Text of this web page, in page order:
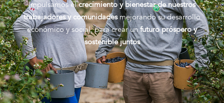
Impulsamos elcrecimiento y bienestar de nuestros
trabajadores y comunidadesmejorando su desarrollo
económico y social, para crear unfuturo próspero y
sostenible juntos